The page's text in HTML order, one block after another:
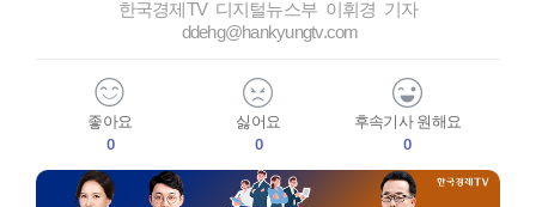
한국경제TV 디지털뉴스부 이휘경 기자
ddehg@hankyungtv.com
좋아요
0
싫어요
0
후속기사 원해요
0